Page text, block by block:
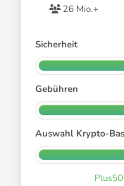
26 Mio.+
Sicherheit
Gebühren
Auswahl Krypto-